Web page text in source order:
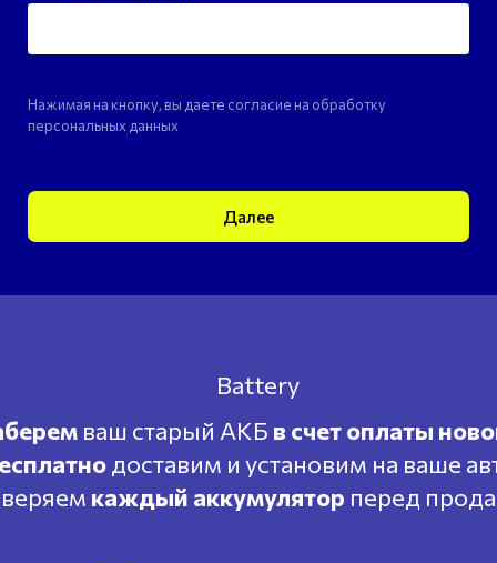
Нажимая на кнопку, вы даете согласие на обработку
персональных данных
Далее
ваш старый АКБ в счет оплаты
доставим и установим на ваше
каждый аккумулятор перед